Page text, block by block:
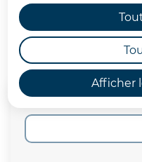
Afficher
Moteur de recherche